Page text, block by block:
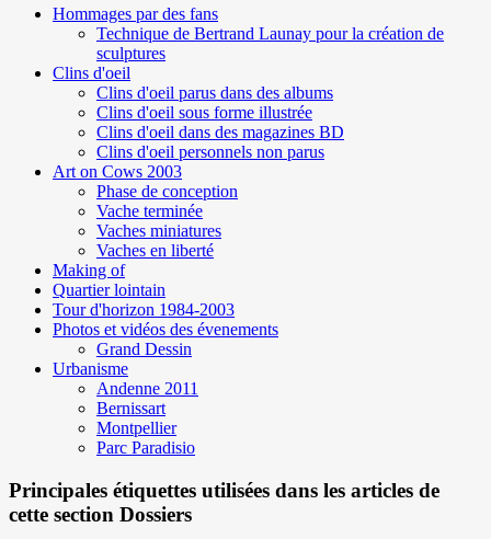
Hommages par des fans
Technique de Bertrand Launay pour la création de
sculptures
Clins d'oeil
Clins d'oeil parus dans des albums
Clins d'oeil sous forme illustrée
Clins d'oeil dans des magazines BD
Clins d'oeil personnels non parus
Art on Cows 2003
Phase de conception
Vache terminée
Vaches miniatures
Vaches en liberté
Making of
Quartier lointain
Tour d'horizon 1984-2003
Photos et vidéos des évenements
Grand Dessin
Urbanisme
Andenne 2011
Bernissart
Montpellier
Parc Paradisio
Principales étiquettes utilisées dans les articles de
cette section Dossiers